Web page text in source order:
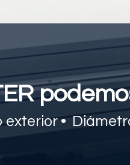
exterior •